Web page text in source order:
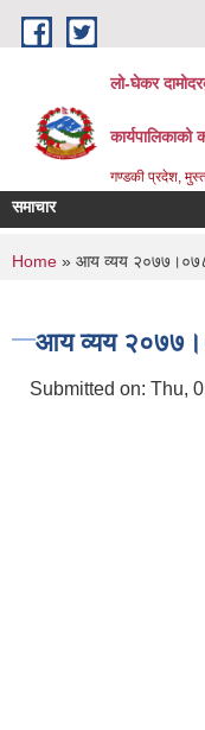
Skip to main content
लो-घेकर
कार्यपालिकाको
गण्डकी प्रदेश,
समाचार
You are
Home » आय व्यय
आय व्यय
Submitted on: Thu,